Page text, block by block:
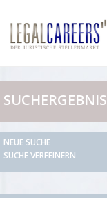
SUCHERGEBNIS
NEUE SUCHE
SUCHE VERFEINERN